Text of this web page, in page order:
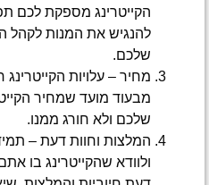
הקייטרינג מספקת לכם
להנגיש את המנות לקהל
שלכם.
מחיר – עלויות
מבעוד מועד שמחיר
שלכם ולא חורג ממנו.
המלצות וחוות דעת –
ולוודא שהקייטרינג בו